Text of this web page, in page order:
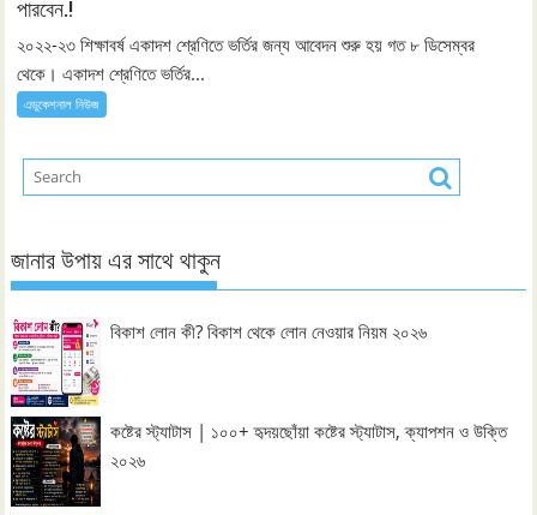
পারবেন.!
২০২২-২৩ শিক্ষাবর্ষ একাদশ শ্রেণিতে ভর্তির জন্য আবেদন শুরু হয় গত ৮ ডিসেম্বর
থেকে। একাদশ শ্রেণিতে ভর্তির...
এডুকেশনাল নিউজ
জানার উপায় এর সাথে থাকুন
বিকাশ লোন কী? বিকাশ থেকে লোন নেওয়ার নিয়ম ২০২৬
কষ্টের স্ট্যাটাস | ১০০+ হৃদয়ছোঁয়া কষ্টের স্ট্যাটাস, ক্যাপশন ও উক্তি
২০২৬